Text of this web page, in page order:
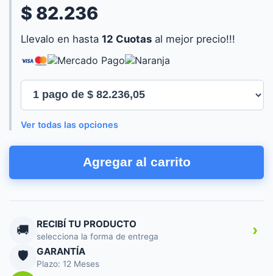
$ 82.236
Llevalo en hasta 12 Cuotas al mejor precio!!!
Ver todas las opciones
SMARTLIFE
DE
cantidad
Agregar al carrito
🚚 RECIBÍ TU PRODUCTO
selecciona la forma de entrega ›
🛡️ GARANTÍA
Plazo: 12 Meses